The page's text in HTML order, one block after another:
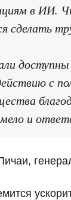
в ИИ.
сделать
доступны
с
и